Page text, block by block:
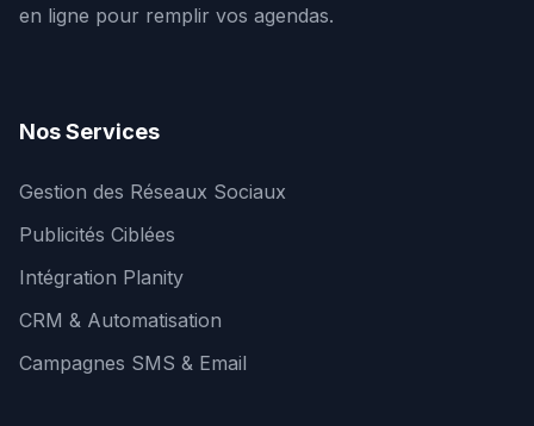
en ligne pour remplir vos agendas.
Nos Services
Gestion des Réseaux Sociaux
Publicités Ciblées
Intégration Planity
CRM & Automatisation
Campagnes SMS & Email